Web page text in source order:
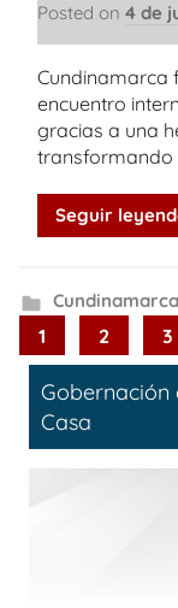
Posted on 4 de
Cundinamarca
encuentro
gracias a una
transformando
Seguir
Cundinamarca
Paginación
de
entradas
1 2 3
Gobernación
Casa